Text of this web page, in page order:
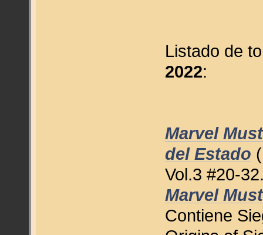
Listado de
2022:
Marvel
del Estado
Vol.3 #20-
Marvel
Contiene